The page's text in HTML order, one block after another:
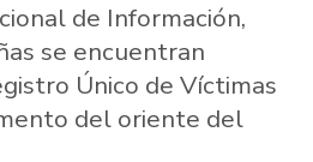
de Información,
se encuentran
Único de Víctimas
del oriente del